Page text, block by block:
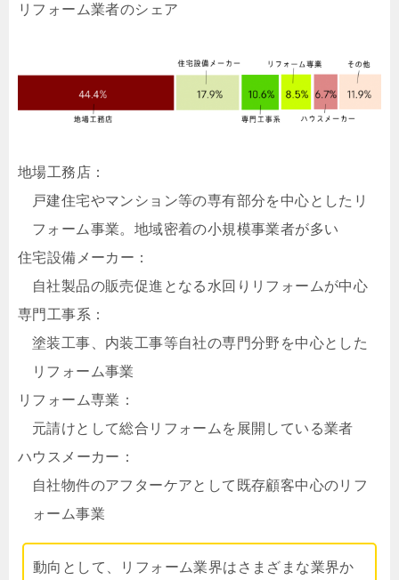
リフォーム業者のシェア
地場工務店：
戸建住宅やマンション等の専有部分を中心としたリ
フォーム事業。地域密着の小規模事業者が多い
住宅設備メーカー：
自社製品の販売促進となる水回りリフォームが中心
専門工事系：
塗装工事、内装工事等自社の専門分野を中心とした
リフォーム事業
リフォーム専業：
元請けとして総合リフォームを展開している業者
ハウスメーカー：
自社物件のアフターケアとして既存顧客中心のリフ
ォーム事業
動向として、リフォーム業界はさまざまな業界か